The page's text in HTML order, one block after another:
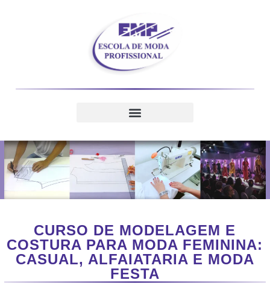
CURSO DE MODELAGEM E
COSTURA PARA MODA FEMININA:
CASUAL, ALFAIATARIA E MODA
FESTA